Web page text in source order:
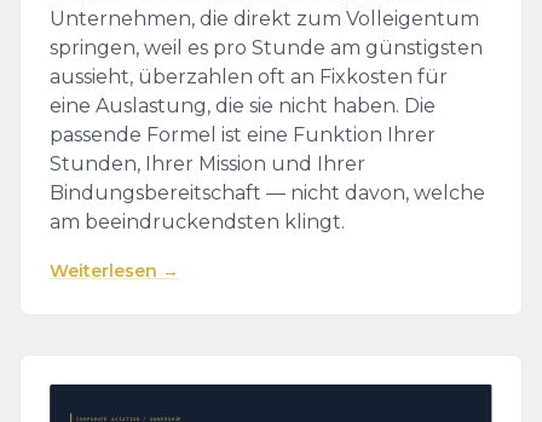
Unternehmen, die direkt zum Volleigentum
springen, weil es pro Stunde am günstigsten
aussieht, überzahlen oft an Fixkosten für
eine Auslastung, die sie nicht haben. Die
passende Formel ist eine Funktion Ihrer
Stunden, Ihrer Mission und Ihrer
Bindungsbereitschaft — nicht davon, welche
am beeindruckendsten klingt.
Weiterlesen →